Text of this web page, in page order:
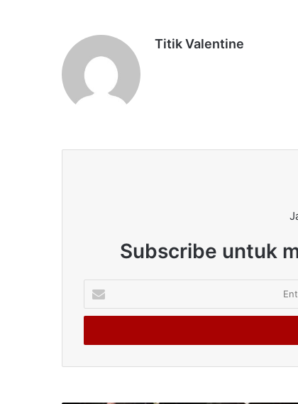
Titik Valentine
Subscribe untuk
your
Email